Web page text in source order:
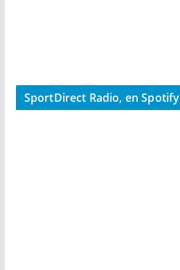
SportDirect Radio, en Spotify